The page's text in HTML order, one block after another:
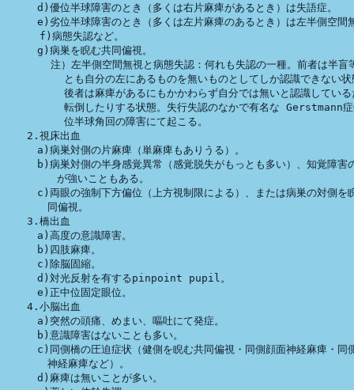
d)優位半球障害のとき（多くは右片麻痺があるとき）は失語症。
e)劣位半球障害のとき（多くは左片麻痺のあるとき）は左半側空間
f)病態失認など。
g)病巣を睨む共同偏視。
注）左半側空間無視と病態失認：何れも失認の一種。前者は半盲
とも自分の左にあるものを無いものとしてしか認識できない状
後者は麻痺があるにもかかわらず自分では無いと認識している
転倒したりする状態。失行失認のなかで有名な Gerstmann症
位半球角回の障害にて起こる。
2.視床出血
a)病巣対側の片麻痺（単麻痺もありうる）。
b)病巣対側の半身感覚異常（感覚脱失がもっとも多い）、知覚障害
        が強いこともある。
c)両眼の強制下方偏位（上方視制限による）、または病巣の対側を
同偏視。
3.橋出血
a)高度の意識障害。
b)四肢麻痺。
c)除脳固縮。
d)対光反射を有するpinpoint pupil。
e)正中位固定眼位。
4.小脳出血
a)突然の頭痛、めまい、嘔吐にて発症。
b)意識障害はないことも多い。
c)同側橋の圧迫症状（健側を睨む共同偏視・同側顔面神経麻痺・同
神経麻痺など）。
d)麻痺は無いことが多い。